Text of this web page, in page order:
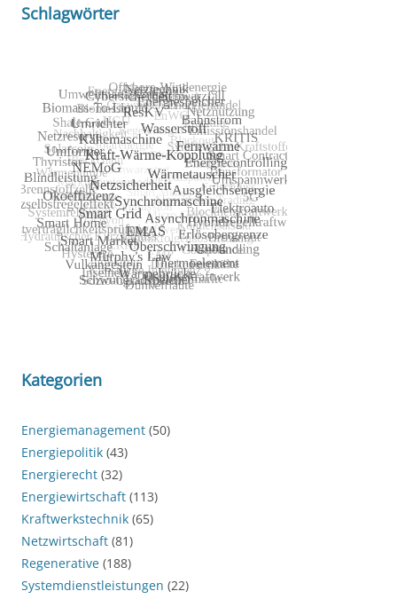
Schlagwörter
Kategorien
Energiemanagement (50)
Energiepolitik (43)
Energierecht (32)
Energiewirtschaft (113)
Kraftwerkstechnik (65)
Netzwirtschaft (81)
Regenerative (188)
Systemdienstleistungen (22)